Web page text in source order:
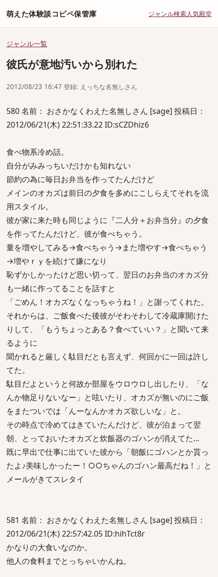
萌えた体験談コピペ保管庫 ジャンル検索人気殿堂
ジャンル一覧
彼氏が意地汚いから別れた
2012/08/23 16:47 登録: えっちな名無しさん
580 名前： おさかなくわえた名無しさん [sage] 投稿日：
2012/06/21(木) 22:51:33.22 ID:sCZDhiz6
食べ物系冷め話。
自分がみみっちいだけかも知れない
節約の為に毎日お弁当を作ってたんだけど
メインのオカズは前日の夕食を多めにこしらえてそれを流
用スタイル。
彼が家に来た時も同じように『二人分＋お弁当分』の夕食
を作ってたんだけど、彼が食べちゃう。
量を増やしてみる→食べちゃう→また増やす→食べちゃう
→増やｒｙを続けて嫌になり
恥ずかしかったけど思い切って、翌日のお弁当のオカズ分
も一緒に作ってることを話すと
「ごめん！オカズなくなっちゃうね！」と謝ってくれた。
それからは、ご飯食べた後彼がそわそわして冷蔵庫開けた
りして、「もうちょっとある？食べていい？」と聞いて来
るように
聞かれると厳しく駄目だとも言えず、何回かに一回は許し
てた。
駄目だよというと何故か部屋をウロウロし出したり、「な
んか物足りないなー」と呟いたり、オカズが無いのにご飯
をまたついでは「んーなんかオカズ欲しいな」と。
その時点で冷めてはきていたんだけど、彼が泊まって翌
朝、とっておいたオカズと炊飯器のゴハンが消えてた…
既に早出で仕事に出ていた彼から「朝飯にゴハンとか貰っ
たよ♪美味しかったー！○○ちゃんのゴハン最高だね！」と
メールがきてスレタイ
581 名前： おさかなくわえた名無しさん [sage] 投稿日：
2012/06/21(木) 22:57:42.05 ID:hihTct8r
かなりの大食いなのか。
他人の食料までとっちゃいかんね。